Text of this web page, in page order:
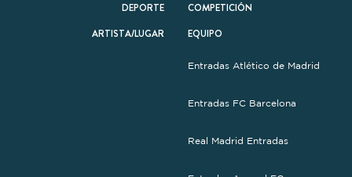
DEPORTE
COMPETICIÓN
ARTISTA/LUGAR
EQUIPO
Entradas Atlético de Madrid
Entradas FC Barcelona
Real Madrid Entradas